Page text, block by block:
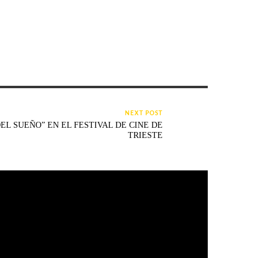
NEXT POST
SUEÑO” EN EL FESTIVAL DE CINE DE
TRIESTE